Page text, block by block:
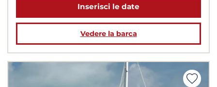
Inserisci le date
Vedere la barca